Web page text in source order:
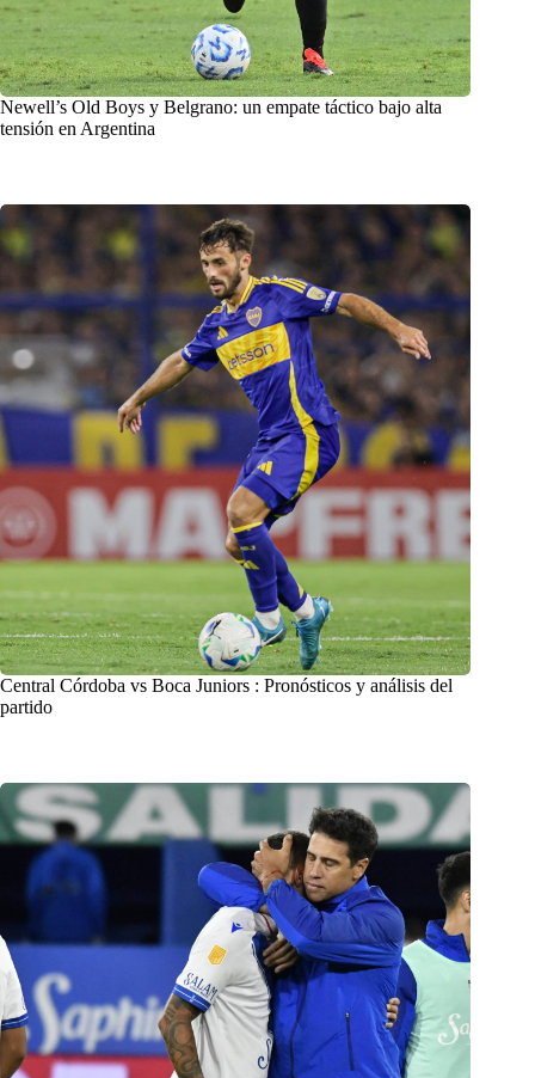
Newell’s Old Boys y Belgrano: un empate táctico bajo alta
tensión en Argentina
Central Córdoba vs Boca Juniors : Pronósticos y análisis del
partido